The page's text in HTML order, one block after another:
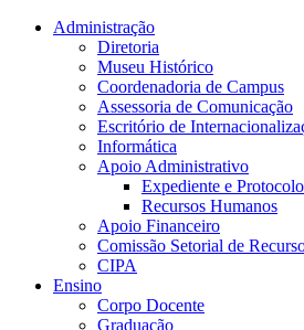
Conteúdo principal Menu principal
Administração
Diretoria
Museu Histórico
Coordenadoria de Campus
Assessoria de Comunicação
Escritório de
Informática
Apoio Administrativo
Expediente e Protocolo
Recursos Humanos
Apoio Financeiro
Comissão Setorial de
CIPA
Ensino
Corpo Docente
Graduação